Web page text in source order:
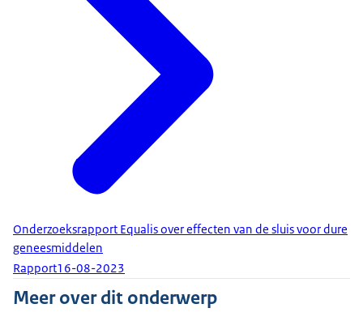
Onderzoeksrapport Equalis over effecten van de sluis voor dure
geneesmiddelen
Rapport16-08-2023
Meer over dit onderwerp